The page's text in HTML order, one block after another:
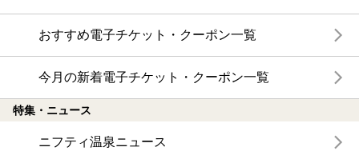
おすすめ電子チケット・クーポン一覧
今月の新着電子チケット・クーポン一覧
特集・ニュース
ニフティ温泉ニュース